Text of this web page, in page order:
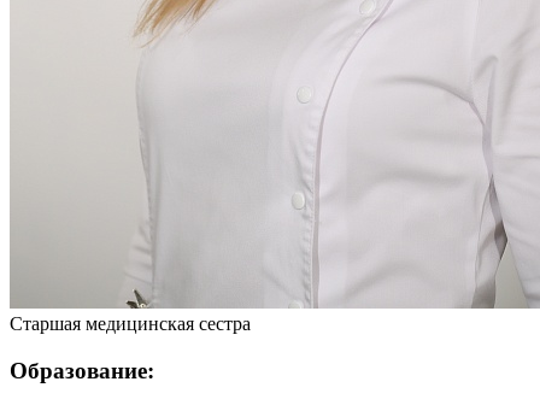
Старшая медицинская сестра
Образование: